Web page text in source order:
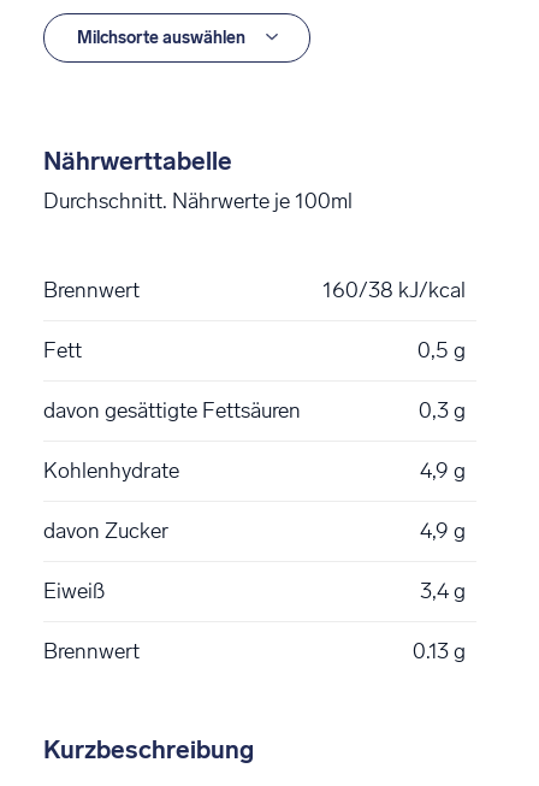
Nährwerttabelle
Durchschnitt. Nährwerte je 100ml
Brennwert 160/38 kJ/kcal
Fett 0,5 g
davon gesättigte Fettsäuren 0,3 g
Kohlenhydrate 4,9 g
davon Zucker 4,9 g
Eiweiß 3,4 g
Brennwert 0.13 g
Kurzbeschreibung